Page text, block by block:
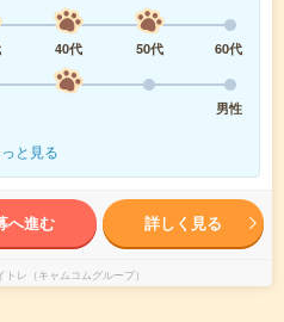
40代 50代
60代
男性
と見る
へ進む 詳しく見る
トレ（キャムコムグループ）